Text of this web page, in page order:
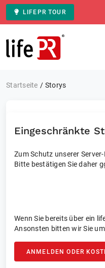
LIFEPR TOUR
Zur Startseite
Startseite Storys
Eingeschränkte
Zum Schutz unserer
Bitte bestätigen Sie daher
Wenn Sie bereits über ein
Ansonsten bitten wir Sie
ANMELDEN ODER